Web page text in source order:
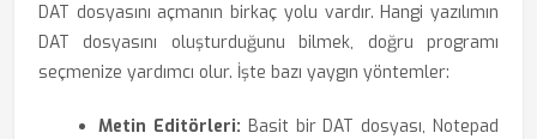
DAT dosyasını açmanın birkaç yolu vardır. Hangi yazılımın
DAT dosyasını oluşturduğunu bilmek, doğru programı
seçmenize yardımcı olur. İşte bazı yaygın yöntemler:
Metin Editörleri: Basit bir DAT dosyası, Notepad